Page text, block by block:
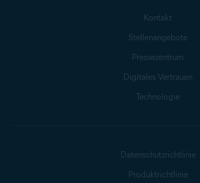
Kontakt
Stellenangebote
Pressezentrum
Digitales Vertrauen
Technologie
Datenschutzrichtlinie
Produktrichtlinie